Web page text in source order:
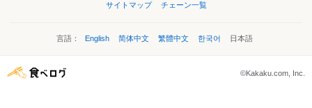
サイトマップ
チェーン一覧
言語： English 简体中文 繁體中文 한국어 日本語
©Kakaku.com, Inc.